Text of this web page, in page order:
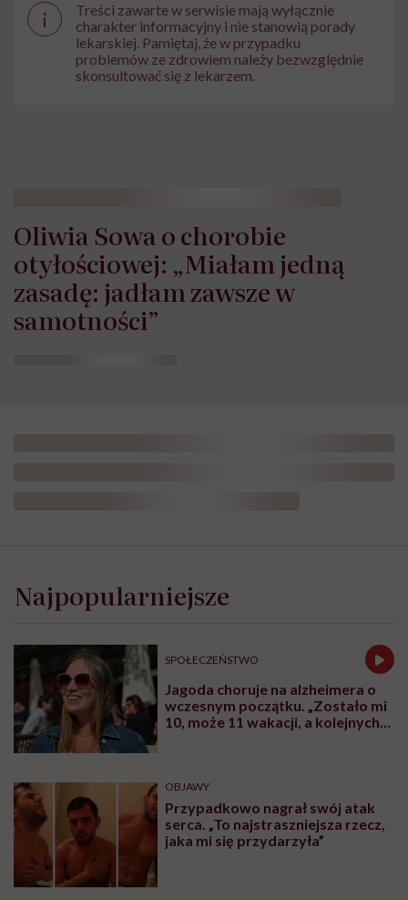
i
Treści zawarte w serwisie mają wyłącznie
charakter informacyjny i nie stanowią porady
lekarskiej. Pamiętaj, że w przypadku
problemów ze zdrowiem należy bezwzględnie
skonsultować się z lekarzem.
Oliwia Sowa o chorobie
otyłościowej: „Miałam jedną
zasadę: jadłam zawsze w
samotności”
dieta
w
GLP-
1.
Dr
Maria
Brzegowy
w
Zdrowie
Podcasty
Najpopularniejsze
SPOŁECZEŃSTWO
Jagoda choruje na alzheimera o
wczesnym początku. „Zostało mi
10, może 11 wakacji, a kolejnych
OBJAWY
Przypadkowo nagrał swój atak
serca. „To najstraszniejsza rzecz,
jaka mi się przydarzyła”